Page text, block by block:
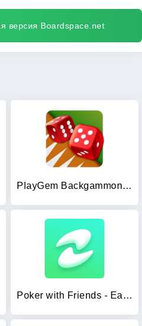
версия Boardspace.net
PlayGem Backgammon Play Live
Poker with Friends - EasyPoker